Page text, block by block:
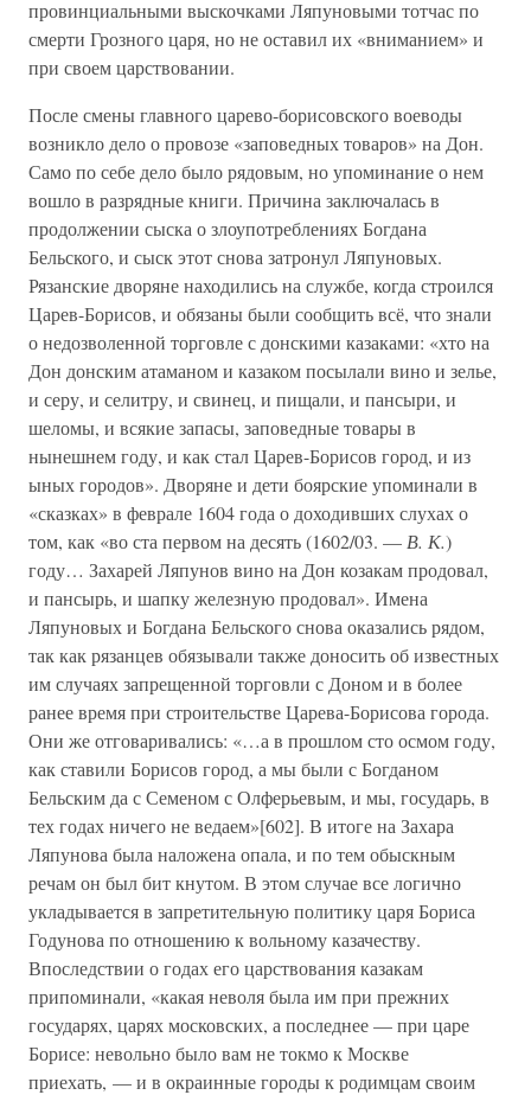
провинциальными выскочками Ляпуновыми тотчас по
смерти Грозного царя, но не оставил их «вниманием» и
при своем царствовании.
После смены главного царево-борисовского воеводы
возникло дело о провозе «заповедных товаров» на Дон.
Само по себе дело было рядовым, но упоминание о нем
вошло в разрядные книги. Причина заключалась в
продолжении сыска о злоупотреблениях Богдана
Бельского, и сыск этот снова затронул Ляпуновых.
Рязанские дворяне находились на службе, когда строился
Царев-Борисов, и обязаны были сообщить всё, что знали
о недозволенной торговле с донскими казаками: «хто на
Дон донским атаманом и казаком посылали вино и зелье,
и серу, и селитру, и свинец, и пищали, и пансыри, и
шеломы, и всякие запасы, заповедные товары в
нынешнем году, и как стал Царев-Борисов город, и из
ыных городов». Дворяне и дети боярские упоминали в
«сказках» в феврале 1604 года о доходивших слухах о
том, как «во ста первом на десять (1602/03. — В. К.)
году… Захарей Ляпунов вино на Дон козакам продовал,
и пансырь, и шапку железную продовал». Имена
Ляпуновых и Богдана Бельского снова оказались рядом,
так как рязанцев обязывали также доносить об известных
им случаях запрещенной торговли с Доном и в более
ранее время при строительстве Царева-Борисова города.
Они же отговаривались: «…а в прошлом сто осмом году,
как ставили Борисов город, а мы были с Богданом
Бельским да с Семеном с Олферьевым, и мы, государь, в
тех годах ничего не ведаем»[602]. В итоге на Захара
Ляпунова была наложена опала, и по тем обыскным
речам он был бит кнутом. В этом случае все логично
укладывается в запретительную политику царя Бориса
Годунова по отношению к вольному казачеству.
Впоследствии о годах его царствования казакам
припоминали, «какая неволя была им при прежних
государях, царях московских, а последнее — при царе
Борисе: невольно было вам не токмо к Москве
приехать, — и в окраинные городы к родимцам своим